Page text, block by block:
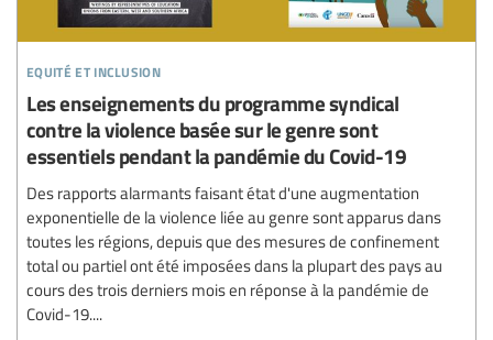
equité et inclusion
Les enseignements du programme syndical
contre la violence basée sur le genre sont
essentiels pendant la pandémie du Covid-19
Des rapports alarmants faisant état d'une augmentation
exponentielle de la violence liée au genre sont apparus dans
toutes les régions, depuis que des mesures de confinement
total ou partiel ont été imposées dans la plupart des pays au
cours des trois derniers mois en réponse à la pandémie de
Covid-19....